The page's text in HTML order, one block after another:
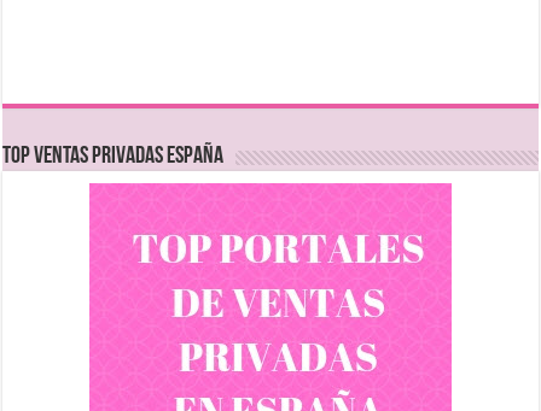
TOP VENTAS PRIVADAS ESPAÑA